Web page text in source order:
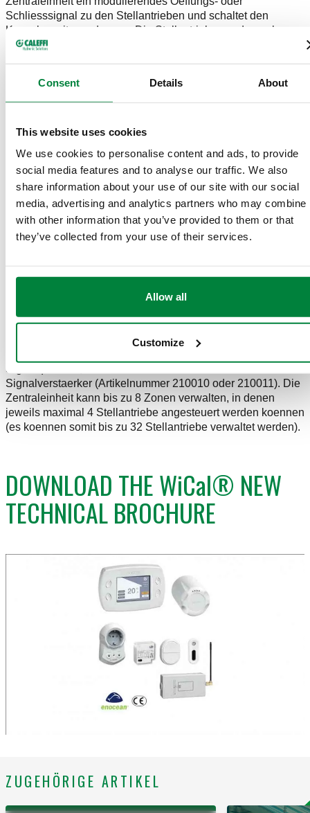
Consent Details About
This website uses cookies
We use cookies to personalise content and ads, to provide
social media features and to analyse our traffic. We also
share information about your use of our site with our social
media, advertising and analytics partners who may combine
with other information that you’ve provided to them or that
they’ve collected from your use of their services.
Allow all
Customize
Schliesssignal zu den Stellantrieben und schaltet den
Kessel somit an oder aus. Die Stellantriebe werden ueber
Funk gesteuert. Installation mittels Schnellkupplung mit
Die Zentraleinheit verwaltet die Temperatur der
verschiedenen Raeumen durch Steuerung der auf den
Ventilen der einzelnen Heizkoerper installierten
elektronischen Stellantriebe. Der im elektronischen
Thermostatkopf integrierte Temperatursensor kommuniziert
die in der betreffenden Zone gemessene Temperatur der
Zentraleinheit, sodass diese die Oeffnung der
Heizkoerperventile in der Zone regelt. Die gemessene
ausgestattet mit einem eigenen Temperatursensor, welcher
genutzt wird, wenn es entweder keine anderen Sensoren
Funkreichweite im Gebaeude ohne bedeutende Hindernisse
(wie zum Beispiel dicke Betonwaende, Metalltueren oder –
Signalqualitaet, installieren Sie bitte einen oder mehr
Signalverstaerker (Artikelnummer 210010 oder 210011). Die
Zentraleinheit kann bis zu 8 Zonen verwalten, in denen
jeweils maximal 4 Stellantriebe angesteuert werden koennen
(es koennen somit bis zu 32 Stellantriebe verwaltet werden).
DOWNLOAD THE WiCal® NEW
TECHNICAL BROCHURE
ZUGEHÖRIGE ARTIKEL